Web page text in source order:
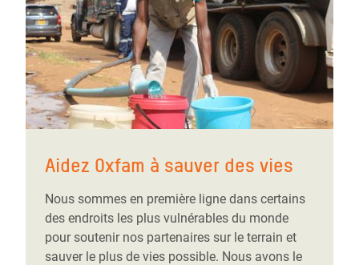
Aidez Oxfam à sauver des vies
Nous sommes en première ligne dans certains
des endroits les plus vulnérables du monde
pour soutenir nos partenaires sur le terrain et
sauver le plus de vies possible. Nous avons le